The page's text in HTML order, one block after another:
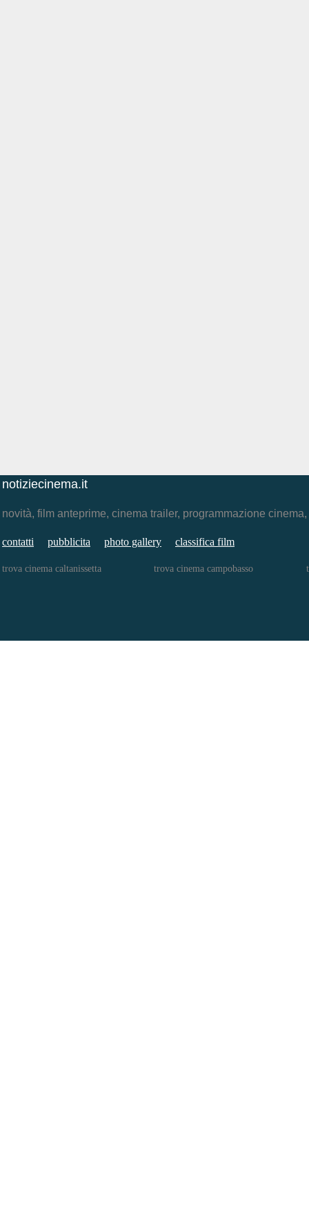
notiziecinema.it
novità, film anteprime, cinema trailer, programmazione
contatti pubblicita photo gallery classifica film
trova cinema caltanissetta trova cinema campobasso